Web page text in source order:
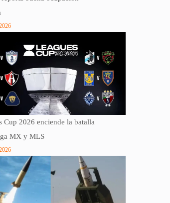
Cup 2026 enciende la batalla
MX y MLS